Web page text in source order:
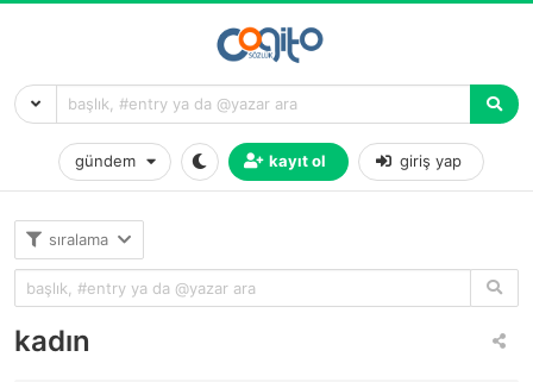
gündem kayıt ol giriş yap
sıralama
kadın